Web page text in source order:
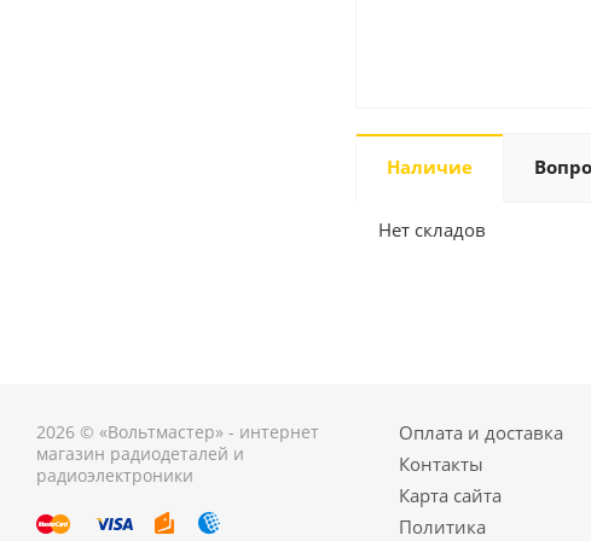
Наличие
Нет складов
2026 © «Вольтмастер» - интернет
магазин радиодеталей и
радиоэлектроники
Оплата и доставка
Контакты
Карта сайта
Политика